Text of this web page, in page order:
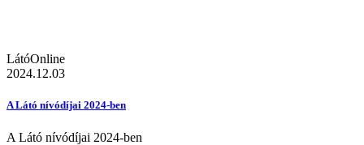
LátóOnline
2024.12.03
A Látó nívódíjai 2024-ben
A Látó nívódíjai 2024-ben